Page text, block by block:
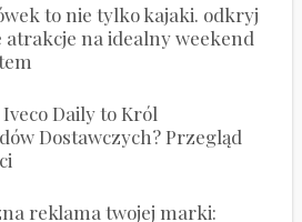
to nie tylko kajaki. odkryj
atrakcje na idealny weekend
Daily to Król
Dostawczych? Przegląd
reklama twojej marki: